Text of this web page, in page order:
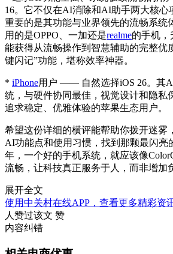
16。它不仅在AI消除和AI助手两大核心
重要的是其功能与业界领先的流畅系统
用的是OPPO、一加还是realme的手机，
能获得从流畅操作到智慧辅助的完整优
键闪记”功能，堪称效率神器。
* iPhone用户 —— 自然选择iOS 26。其
统，与硬件协同最佳，视觉设计和隐私
追求稳定、优雅体验的苹果生态用户。
希望这份详细的横评能帮助你拨开迷雾
AI功能点和使用习惯，找到那颗最闪亮
年，一个好的手机系统，就应该像
流畅，让科技真正服务于人，而非增加
展开全文
使用中关村在线APP，查看更多精彩资
人赞过该文 赞
内容纠错